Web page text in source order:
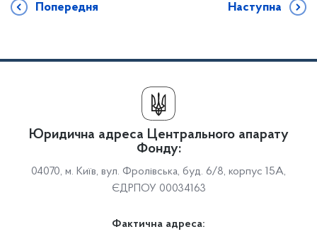
Попередня Наступна
Юридична адреса Центрального апарату
Фонду:
04070, м. Київ, вул. Фролівська, буд. 6/8, корпус 15А,
ЄДРПОУ 00034163
Фактична адреса: